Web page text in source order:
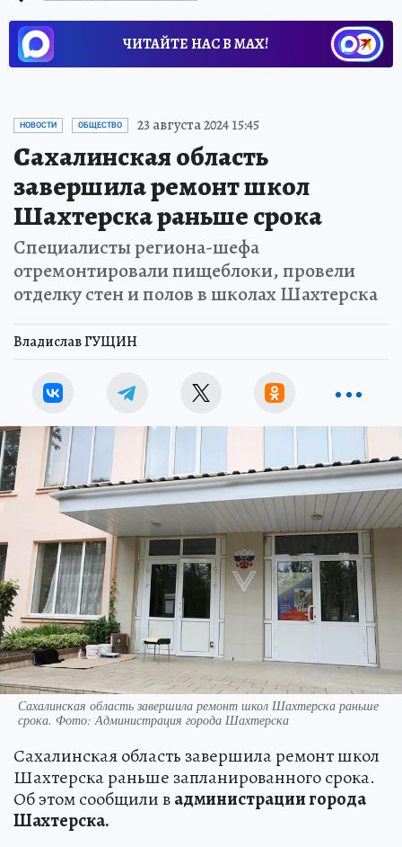
ЧИТАЙТЕ НАС В МАХ!
НОВОСТИ ОБЩЕСТВО 23 августа 2024 15:45
Сахалинская область
завершила ремонт школ
Шахтерска раньше срока
Специалисты региона-шефа
отремонтировали пищеблоки, провели
отделку стен и полов в школах Шахтерска
Владислав ГУЩИН
Сахалинская область завершила ремонт школ Шахтерска раньше
срока. Фото: Администрация города Шахтерска
Сахалинская область завершила ремонт школ
Шахтерска раньше запланированного срока.
Об этом сообщили вадминистрации города
Шахтерска.